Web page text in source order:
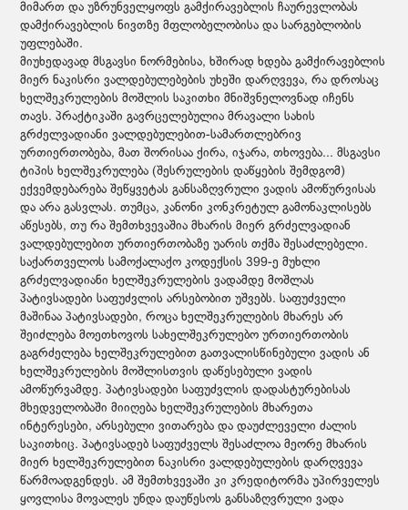
მიმართ და უზრუნველყოფს გამქირავებლის ჩაურევლობას
დამქირავებლის ნივთზე მფლობელობისა და სარგებლობის
უფლებაში.
მიუხედავად მსგავსი ნორმებისა, ხშირად ხდება გამქირავებლის
მიერ ნაკისრი ვალდებულებების უხეში დარღვევა, რა დროსაც
ხელშეკრულების მოშლის საკითხი მნიშვნელოვნად იჩენს
თავს. პრაქტიკაში გავრცელებულია მრავალი სახის
გრძელვადიანი ვალდებულებით-სამართლებრივ
ურთიერთობება, მათ შორისაა ქირა, იჯარა, თხოვება... მსგავსი
ტიპის ხელშეკრულება (შესრულების დაწყების შემდგომ)
ექვემდებარება შეწყვეტას განსაზღვრული ვადის ამოწურვისას
და არა გასვლას. თუმცა, კანონი კონკრეტულ გამონაკლისებს
აწესებს, თუ რა შემთხვევაშია მხარის მიერ გრძელვადიან
ვალდებულებით ურთიერთობაზე უარის თქმა შესაძლებელი.
საქართველოს სამოქალაქო კოდექსის 399-ე მუხლი
გრძელვადიანი ხელშეკრულების ვადამდე მოშლას
პატივსადები საფუძვლის არსებობით უშვებს. საფუძველი
მაშინაა პატივსადები, როცა ხელშეკრულების მხარეს არ
შეიძლება მოეთხოვოს სახელშეკრულებო ურთიერთობის
გაგრძელება ხელშეკრულებით გათვალისწინებული ვადის ან
ხელშეკრულების მოშლისთვის დაწესებული ვადის
ამოწურვამდე. პატივსადები საფუძვლის დადასტურებისას
მხედველობაში მიიღება ხელშეკრულების მხარეთა
ინტერესები, არსებული ვითარება და დაუძლეველი ძალის
საკითხიც. პატივსადებ საფუძველს შესაძლოა მეორე მხარის
მიერ ხელშეკრულებით ნაკისრი ვალდებულების დარღვევა
წარმოადგენდეს. ამ შემთხვევაში კი კრედიტორმა უპირველეს
ყოვლისა მოვალეს უნდა დაუწესოს განსაზღვრული ვადა